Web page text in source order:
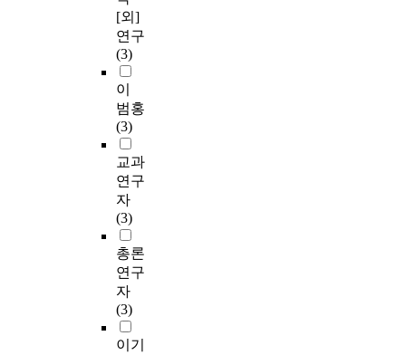
[외]
연구
(3)
이
범홍
(3)
교과
연구
자
(3)
총론
연구
자
(3)
이기